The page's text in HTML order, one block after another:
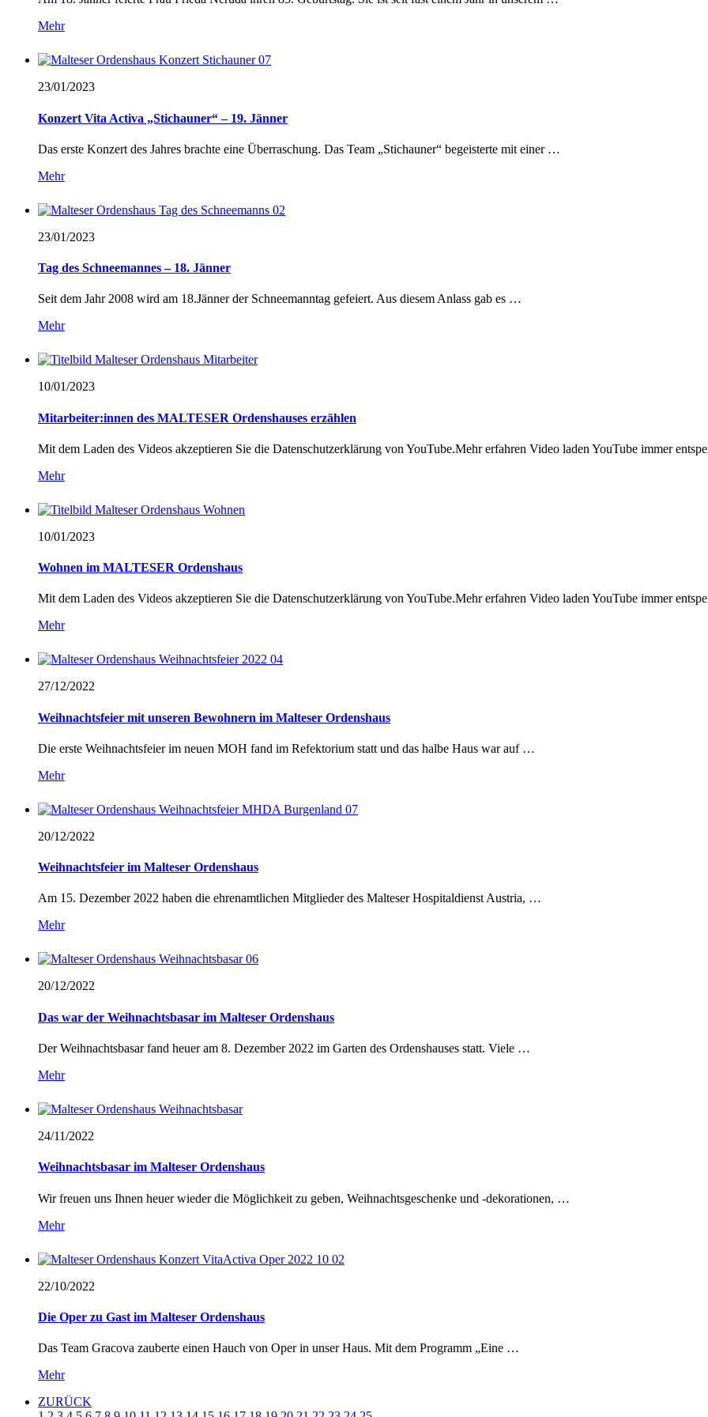
Mehr
23/01/2023
Konzert Vita Activa „Stichauner“ – 19. Jänner
Das erste Konzert des Jahres brachte eine Überraschung. Das Team „Stichauner“ begeisterte mit einer …
Mehr
23/01/2023
Tag des Schneemannes – 18. Jänner
Seit dem Jahr 2008 wird am 18.Jänner der Schneemanntag gefeiert. Aus diesem Anlass gab es …
Mehr
10/01/2023
Mitarbeiter:innen des MALTESER Ordenshauses erzählen
Mit dem Laden des Videos akzeptieren Sie die Datenschutzerklärung von YouTube.Mehr erfahren Video laden YouTube immer
Mehr
10/01/2023
Wohnen im MALTESER Ordenshaus
Mit dem Laden des Videos akzeptieren Sie die Datenschutzerklärung von YouTube.Mehr erfahren Video laden YouTube immer
Mehr
27/12/2022
Weihnachtsfeier mit unseren Bewohnern im Malteser Ordenshaus
Die erste Weihnachtsfeier im neuen MOH fand im Refektorium statt und das halbe Haus war auf …
Mehr
20/12/2022
Weihnachtsfeier im Malteser Ordenshaus
Am 15. Dezember 2022 haben die ehrenamtlichen Mitglieder des Malteser Hospitaldienst Austria, …
Mehr
20/12/2022
Das war der Weihnachtsbasar im Malteser Ordenshaus
Der Weihnachtsbasar fand heuer am 8. Dezember 2022 im Garten des Ordenshauses statt. Viele …
Mehr
24/11/2022
Weihnachtsbasar im Malteser Ordenshaus
Wir freuen uns Ihnen heuer wieder die Möglichkeit zu geben, Weihnachtsgeschenke und -dekorationen, …
Mehr
22/10/2022
Die Oper zu Gast im Malteser Ordenshaus
Das Team Gracova zauberte einen Hauch von Oper in unser Haus. Mit dem Programm „Eine …
Mehr
ZURÜCK